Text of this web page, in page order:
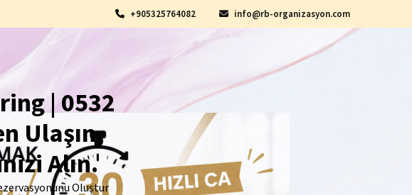
+905325764082 info@rb-organizasyon.com
| 0532
Ulaşın,
Alın.
Oluştur